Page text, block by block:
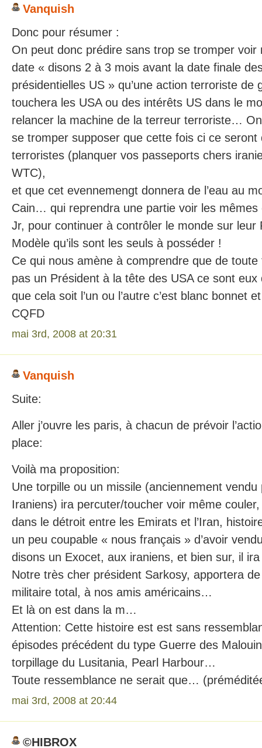
Vanquish
Donc pour résumer :
On peut donc prédire sans trop se tromper voir
date « disons 2 à 3 mois avant la date finale
présidentielles US » qu’une action terroriste de
touchera les USA ou des intérêts US dans le
relancer la machine de la terreur terroriste…
se tromper supposer que cette fois ci ce seront
terroristes (planquer vos passeports chers
WTC),
et que cet evennemengt donnera de l’eau au
Cain… qui reprendra une partie voir les mêmes
Jr, pour continuer à contrôler le monde sur leur
Modèle qu’ils sont les seuls à posséder !
Ce qui nous amène à comprendre que de toute
pas un Président à la tête des USA ce sont
que cela soit l’un ou l’autre c’est blanc bonnet
CQFD
mai 3rd, 2008 at 20:31
Vanquish
Suite:
Aller j’ouvre les paris, à chacun de prévoir
place:
Voilà ma proposition:
Une torpille ou un missile (anciennement
Iraniens) ira percuter/toucher voir même
dans le détroit entre les Emirats et l’Iran,
un peu coupable « nous français » d’avoir
disons un Exocet, aux iraniens, et bien sur, il
Notre très cher président Sarkosy, apportera
militaire total, à nos amis américains…
Et là on est dans la m…
Attention: Cette histoire est est sans
épisodes précédent du type Guerre des
torpillage du Lusitania, Pearl Harbour…
Toute ressemblance ne serait que…
mai 3rd, 2008 at 20:44
©HIBROX